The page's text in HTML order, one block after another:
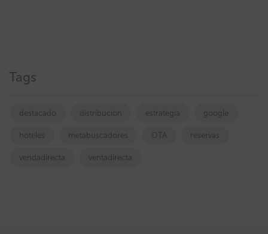
Tags
destacado distribucion estrategia google
hoteles metabuscadores OTA reservas
vendadirecta ventadirecta